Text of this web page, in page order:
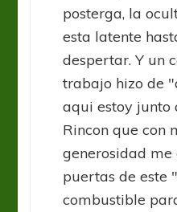
posterga, la
esta latente
despertar. Y un
trabajo hizo de
aqui estoy junto
Rincon que con
generosidad
puertas de este
combustible